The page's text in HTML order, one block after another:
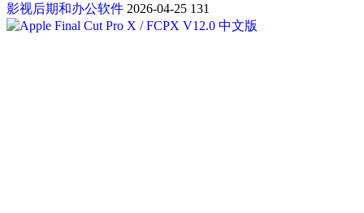
影视后期和办公软件 2026-04-25 131